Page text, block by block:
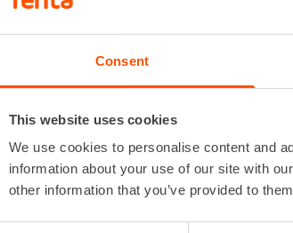
Consent
This website uses cookies
We use cookies to personalise content and
information about your use of our site with
other information that you’ve provided to